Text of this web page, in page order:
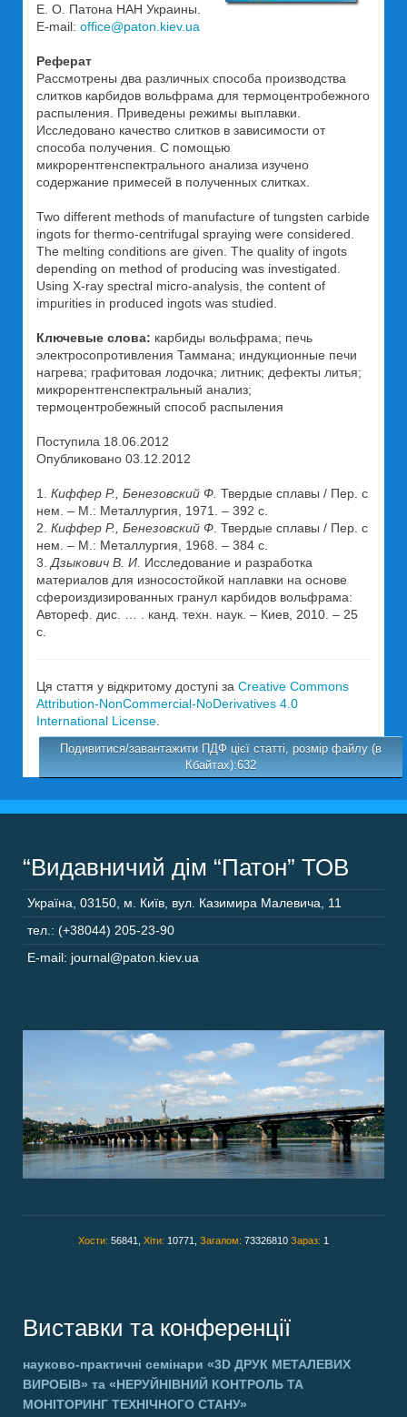
Е. О. Патона НАН Украины.
E-mail: office@paton.kiev.ua
Реферат
Рассмотрены два различных способа производства
слитков карбидов вольфрама для термоцентробежного
распыления. Приведены режимы выплавки.
Исследовано качество слитков в зависимости от
способа получения. С помощью
микрорентгенспектрального анализа изучено
содержание примесей в полученных слитках.
Two different methods of manufacture of tungsten carbide
ingots for thermo-centrifugal spraying were considered.
The melting conditions are given. The quality of ingots
depending on method of producing was investigated.
Using X-ray spectral micro-analysis, the content of
impurities in produced ingots was studied.
Ключевые слова: карбиды вольфрама; печь
электросопротивления Таммана; индукционные печи
нагрева; графитовая лодочка; литник; дефекты литья;
микрорентгенспектральный анализ;
термоцентробежный способ распыления
Поступила 18.06.2012
Опубликовано 03.12.2012
1. Киффер Р., Бенезовский Ф. Твердые сплавы / Пер. с
нем. – М.: Металлургия, 1971. – 392 с.
2. Киффер Р., Бенезовский Ф . Твердые сплавы / Пер. с
нем. – М.: Металлургия, 1968. – 384 с.
3. Дзыкович В. И. Исследование и разработка
материалов для износостойкой наплавки на основе
сфероиздизированных гранул карбидов вольфрама:
Автореф. дис. … . канд. техн. наук. – Киев, 2010. – 25
с.
Ця стаття у відкритому доступі за Creative Commons
Attribution-NonCommercial-NoDerivatives 4.0
International License
Подивитися/завантажити ПДФ цієї статті, розмір файлу (в
Кбайтах):632
“Видавничий дім “Патон” ТОВ
Україна 03150 м. Київ, вул. Казимира Малевича, 11
тел.: (+38044) 205-23-90
E-mail: journal@paton.kiev.ua
Хости: 56841, Хіти: 10771, Загалом: 73326810 Зараз: 1
Виставки та конференції
науково-практичні семінари «3D ДРУК МЕТАЛЕВИХ
ВИРОБІВ» та «НЕРУЙНІВНИЙ КОНТРОЛЬ ТА
МОНІТОРИНГ ТЕХНІЧНОГО СТАНУ»